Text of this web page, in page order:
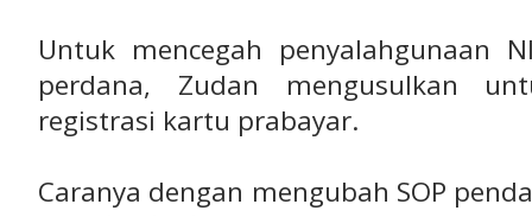
Untuk mencegah penyalahgunaan
perdana, Zudan mengusulkan
registrasi kartu prabayar.
Caranya dengan mengubah SOP